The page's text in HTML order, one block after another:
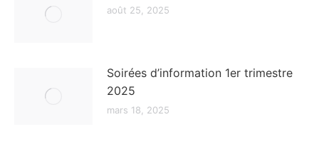
août 25, 2025
Soirées d’information 1er trimestre
2025
mars 18, 2025